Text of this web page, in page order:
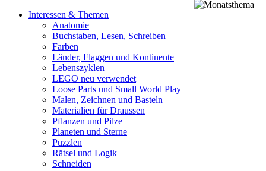
Interessen & Themen
Anatomie
Buchstaben, Lesen, Schreiben
Farben
Länder, Flaggen und Kontinente
Lebenszyklen
LEGO neu verwendet
Loose Parts und Small World Play
Malen, Zeichnen und Basteln
Materialien für Draussen
Pflanzen und Pilze
Planeten und Sterne
Puzzlen
Rätsel und Logik
Schneiden